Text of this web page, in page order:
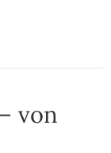
von